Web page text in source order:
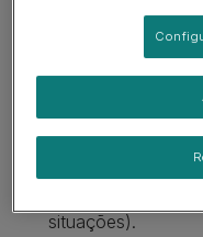
Alimento
rico em salmão.
Enriquecido uma
nutrientes para
executivas
situações).